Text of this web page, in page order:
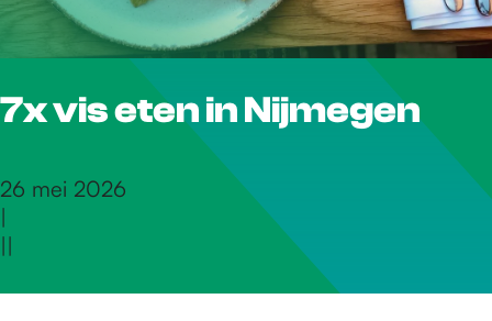
r
d
e
h
7x vis eten in Nijmegen
26 mei 2026
|
||